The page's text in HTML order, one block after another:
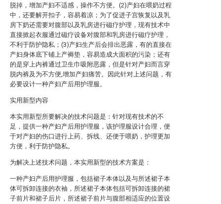
脱掉，增加产妇不适感，操作不方便。(2)产妇在喂奶过程
中，还要解开扣子，容易着凉；为了促进子宫恢复以及乳
房下奶还需要对腹部以及乳房进行磁疗护理，现有技术中
直接掀起衣服通过磁疗设备对腹部和乳房进行磁疗护理，
不利于防护隐私；(3)产妇生产后会排出恶露，有的直接在
产妇身体底下铺上产褥垫，容易造成大面积的污染；还有
的是穿上内裤通过卫生巾吸附恶露，但是针对产妇而言穿
脱内裤及为不方便,增加产妇痛苦。因此针对上述问题，有
必要设计一种产妇产后用护理服。
实用新型内容
本实用新型所要解决的技术问题是：针对现有技术的不
足，提供一种产妇产后用护理服，该护理服设计合理，便
于对产妇的伤口进行上药、拆线、还便于喂奶，护理更加
方便，利于防护隐私。
为解决上述技术问题，本实用新型的技术方案是：
一种产妇产后用护理服，包括裙子本体以及与所述裙子本
体可拆卸连接的衣袖，所述裙子本体包括可拆卸连接的裙
子前片和裙子后片，所述裙子前片与腹部相适应的位置设